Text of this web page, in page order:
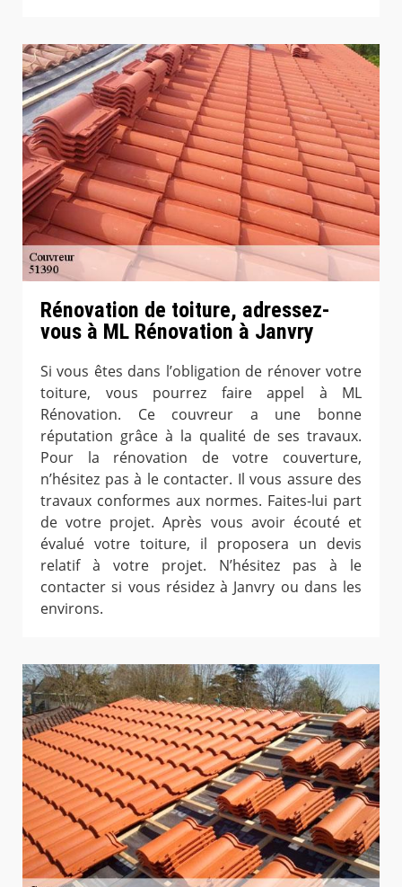
Rénovation de toiture, adressez-
vous à ML Rénovation à Janvry
Si vous êtes dans l’obligation de rénover votre
toiture, vous pourrez faire appel à ML
Rénovation. Ce couvreur a une bonne
réputation grâce à la qualité de ses travaux.
Pour la rénovation de votre couverture,
n’hésitez pas à le contacter. Il vous assure des
travaux conformes aux normes. Faites-lui part
de votre projet. Après vous avoir écouté et
évalué votre toiture, il proposera un devis
relatif à votre projet. N’hésitez pas à le
contacter si vous résidez à Janvry ou dans les
environs.